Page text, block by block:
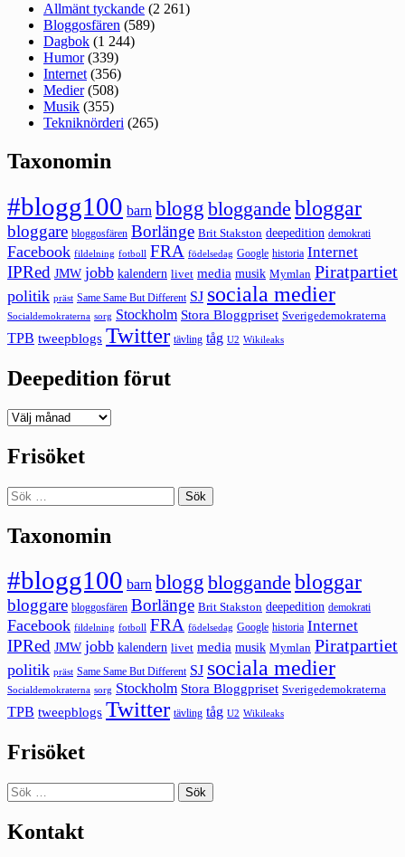
Allmänt tyckande (2 261)
Bloggosfären (589)
Dagbok (1 244)
Humor(339)
Internet (356)
Medier(508)
Musik (355)
Tekniknörderi (265)
Taxonomin
#blogg100 barn blogg bloggande bloggar
bloggare bloggosfären Borlänge Brit Stakston deepedition demokrati
Facebook fildelning fotboll FRA födelsedag Google historia Internet
IPRed JMW jobb kalendern livet media musik Mymlan Piratpartiet
politik präst Same Same But Different SJ sociala medier
Socialdemokraterna sorg Stockholm Stora Bloggpriset Sverigedemokraterna
TPB tweepblogs Twitter tävling tåg U2 Wikileaks
Deepedition förut
Deepedition
Frisöket
Sök
efter:
Taxonomin
#blogg100 barn blogg bloggande bloggar
bloggare bloggosfären Borlänge Brit Stakston deepedition demokrati
Facebook fildelning fotboll FRA födelsedag Google historia Internet
IPRed JMW jobb kalendern livet media musik Mymlan Piratpartiet
politik präst Same Same But Different SJ sociala medier
Socialdemokraterna sorg Stockholm Stora Bloggpriset Sverigedemokraterna
TPB tweepblogs Twitter tävling tåg U2 Wikileaks
Frisöket
Sök
efter:
Kontakt